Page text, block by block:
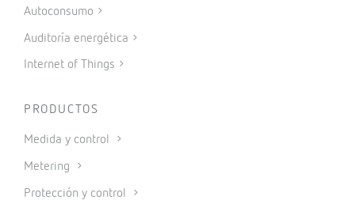
Autoconsumo
Auditoría energética
Internet of Things
PRODUCTOS
Medida y control
Metering
Protección y control